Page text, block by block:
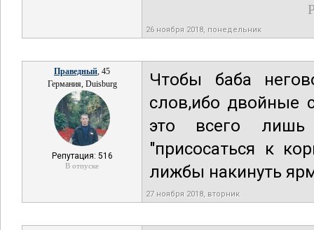
26 ноября 2018, понедельник
Праведный, 45
Германия, Duisburg
Репутация: 516
В отпуске
Чтобы баба
слов,ибо двойные
это всего лишь
"присосаться к
лижбы накинуть
27 ноября 2018, вторник